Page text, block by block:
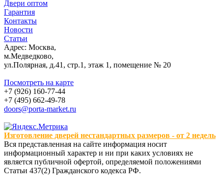
Двери оптом
Гарантия
Контакты
Новости
Статьи
Адрес: Москва,
м.Медведково,
ул.Полярная, д.41, стр.1, этаж 1, помещение № 20
Посмотреть на карте
+7 (926) 160-77-44
+7 (495) 662-49-78
doors@porta-market.ru
Изготовление дверей нестандартных размеров - от 2 недель
Вся представленная на сайте информация носит
информационный характер и ни при каких условиях не
является публичной офертой, определяемой положениями
Статьи 437(2) Гражданского кодекса РФ.